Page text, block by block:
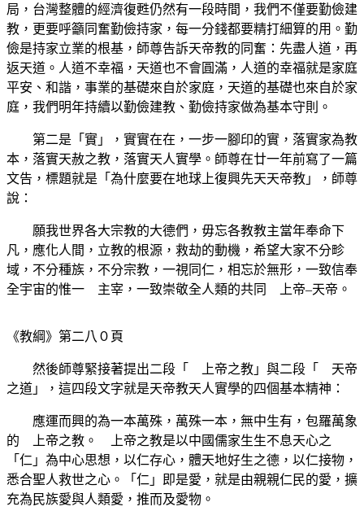
局，台灣整體的經濟復甦仍然有一段時間，我們不僅要勤儉建
教，更要呼籲同奮勤儉持家，每一分錢都要精打細算的用。勤
儉是持家立業的根基，師尊告訴天帝教的同奮：先盡人道，再
返天道。人道不幸福，天道也不會圓滿，人道的幸福就是家庭
平安、和諧，事業的基礎來自於家庭，天道的基礎也來自於家
庭，我們明年持續以勤儉建教、勤儉持家做為基本守則。
第二是「實」，實實在在，一步一腳印的實，落實家為教
本，落實天赦之教，落實天人實學。師尊在廿一年前寫了一篇
文告，標題就是「為什麼要在地球上復興先天天帝教」，師尊
說：
願我世界各大宗教的大德們，毋忘各教教主當年奉命下
凡，應化人間，立教的根源，救劫的動機，希望大家不分畛
域，不分種族，不分宗教，一視同仁，相忘於無形，一致信奉
全宇宙的惟一 主宰，一致崇敬全人類的共同 上帝–天帝。
《教綱》第二八０頁
然後師尊緊接著提出二段「 上帝之教」與二段「 天帝
之道」，這四段文字就是天帝教天人實學的四個基本精神：
應運而興的為一本萬殊，萬殊一本，無中生有，包羅萬象
的 上帝之教。 上帝之教是以中國儒家生生不息天心之
「仁」為中心思想，以仁存心，體天地好生之德，以仁接物，
悉合聖人救世之心。「仁」即是愛，就是由親親仁民的愛，擴
充為民族愛與人類愛，推而及愛物。